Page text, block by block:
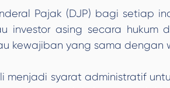
Pajak (DJP) bagi setiap
investor asing secara
kewajiban yang sama dengan
menjadi syarat administratif